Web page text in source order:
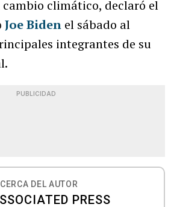
climático, declaró el
Joe Biden el sábado al
integrantes de su
PUBLICIDAD
DEL AUTOR
PRESS